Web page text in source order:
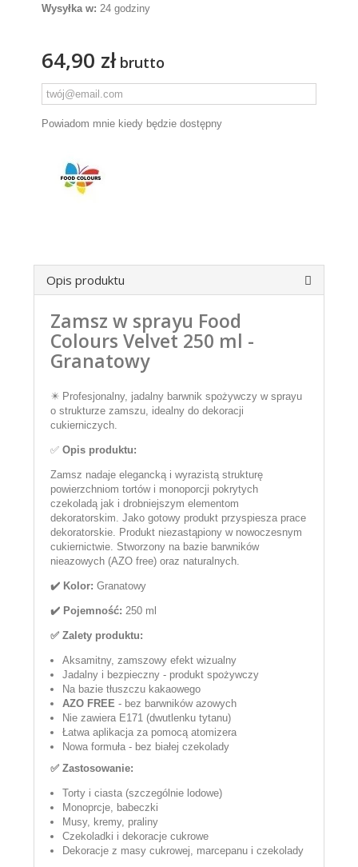
Wysyłka w: 24 godziny
64,90 złbrutto
Powiadom mnie kiedy będzie dostępny
Opis produktu
Zamsz w sprayu Food
Colours Velvet 250 ml -
Granatowy
✴️ Profesjonalny, jadalny barwnik spożywczy w sprayu
o strukturze zamszu, idealny do dekoracji
cukierniczych.
✅ Opis produktu:
Zamsz nadaje elegancką i wyrazistą strukturę
powierzchniom tortów i monoporcji pokrytych
czekoladą jak i drobniejszym elementom
dekoratorskim. Jako gotowy produkt przyspiesza prace
dekoratorskie. Produkt niezastąpiony w nowoczesnym
cukiernictwie. Stworzony na bazie barwników
nieazowych (AZO free) oraz naturalnych.
✔️ Kolor: Granatowy
✔️ Pojemność: 250 ml
✅ Zalety produktu:
Aksamitny, zamszowy efekt wizualny
Jadalny i bezpieczny - produkt spożywczy
Na bazie tłuszczu kakaowego
AZO FREE - bez barwników azowych
Nie zawiera E171 (dwutlenku tytanu)
Łatwa aplikacja za pomocą atomizera
Nowa formuła - bez białej czekolady
✅ Zastosowanie:
Torty i ciasta (szczególnie lodowe)
Monoprcje, babeczki
Musy, kremy, praliny
Czekoladki i dekoracje cukrowe
Dekoracje z masy cukrowej, marcepanu i czekolady